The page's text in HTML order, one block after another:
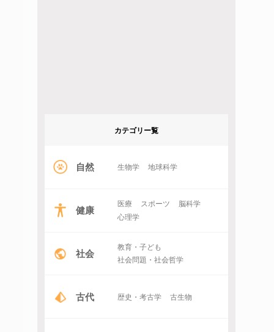
カテゴリー覧
自然 生物学 地球科学
健康 医療 スポーツ
脳科学
心理学
社会
教育・子ども
社会問題・社会哲学
古代 歴史・考古学 古生物